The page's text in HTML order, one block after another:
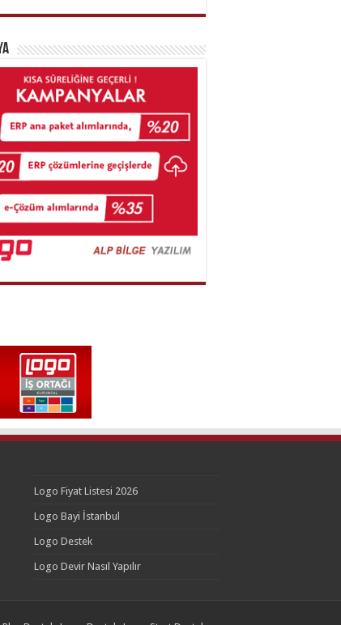
Logo Fiyat Listesi 2026
Logo Bayi İstanbul
Logo Destek
Logo Devir Nasıl Yapılır